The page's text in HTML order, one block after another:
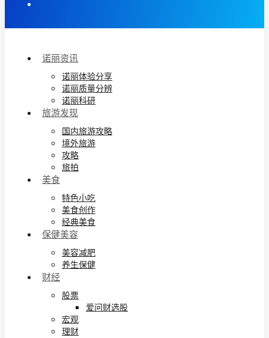
诺丽资讯
诺丽体验分享
诺丽质量分辨
诺丽科研
旅游发现
国内旅游攻略
境外旅游
攻略
旅拍
美食
特色小吃
美食创作
经典美食
保健美容
美容减肥
养生保健
财经
股票
爱问财选股
宏观
理财